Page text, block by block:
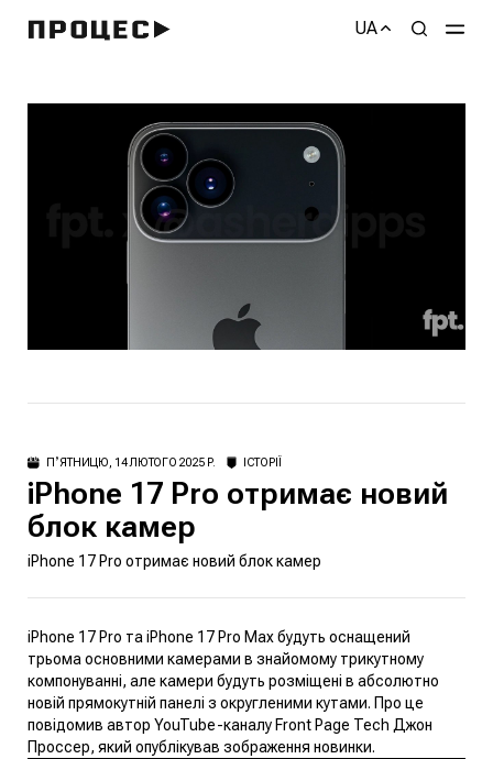
UA
ПʼЯТНИЦЮ, 14 ЛЮТОГО 2025 Р. ІСТОРІЇ
iPhone 17 Pro отримає новий
блок камер
iPhone 17 Pro отримає новий блок камер
iPhone 17 Pro та iPhone 17 Pro Max будуть оснащений
трьома основними камерами в знайомому трикутному
компонуванні, але камери будуть розміщені в абсолютно
новій прямокутній панелі з округленими кутами. Про це
повідомив автор YouTube-каналу Front Page Tech Джон
Проссер, який опублікував зображення новинки.